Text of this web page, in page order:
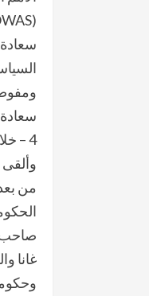
(UNOWAS) ؛
سعادة
4 – خلال حفل الافتتاح ، قام سعادة السيد جان كلود كاسي برو ،
من
صاحب
غانا